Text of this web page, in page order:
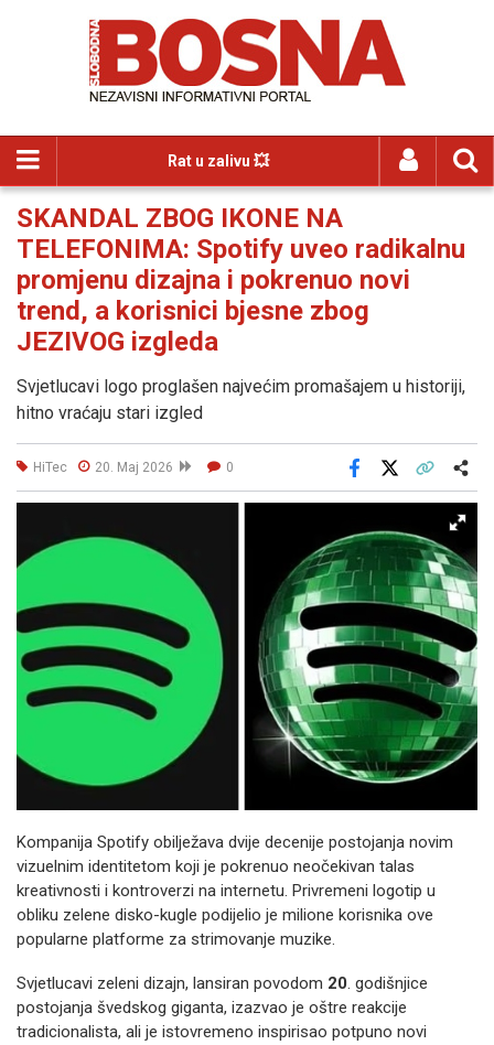
Rat u zalivu 💥
SKANDAL ZBOG IKONE NA
TELEFONIMA: Spotify uveo radikalnu
promjenu dizajna i pokrenuo novi
trend, a korisnici bjesne zbog
JEZIVOG izgleda
Svjetlucavi logo proglašen najvećim promašajem u historiji,
hitno vraćaju stari izgled
HiTec 20. Maj 2026 0
Facebook
Kompanija Spotify obilježava dvije decenije postojanja novim
vizuelnim identitetom koji je pokrenuo neočekivan talas
kreativnosti i kontroverzi na internetu. Privremeni logotip u
obliku zelene disko-kugle podijelio je milione korisnika ove
popularne platforme za strimovanje muzike.
Svjetlucavi zeleni dizajn, lansiran povodom 20. godišnjice
postojanja švedskog giganta, izazvao je oštre reakcije
tradicionalista, ali je istovremeno inspirisao potpuno novi